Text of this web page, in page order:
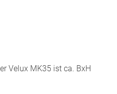
Velux MK35 ist ca. BxH